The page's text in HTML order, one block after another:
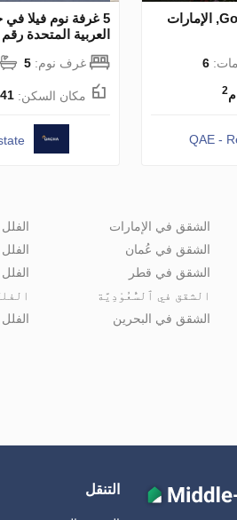
5 غرفة نوم فيلا في Golf City, الإمارات
6
2
QAE -
5 غرفة نوم فيلا
العربية المتحدة رقم 165710
غرف نوم: 5
مكان السكن:
الشقق في الإمارات
الشقق في عُمان
الشقق في قطر
الشقق في ٱلسُّعُوْدِيَّة
الشقق في البحرين
التنقل